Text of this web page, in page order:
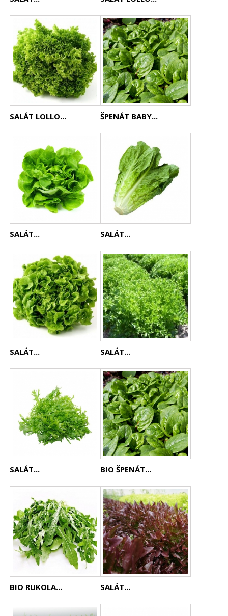
SALÁT LOLLO... ŠPENÁT BABY...
SALÁT... SALÁT...
SALÁT... SALÁT...
SALÁT... BIO ŠPENÁT...
BIO RUKOLA... SALÁT...